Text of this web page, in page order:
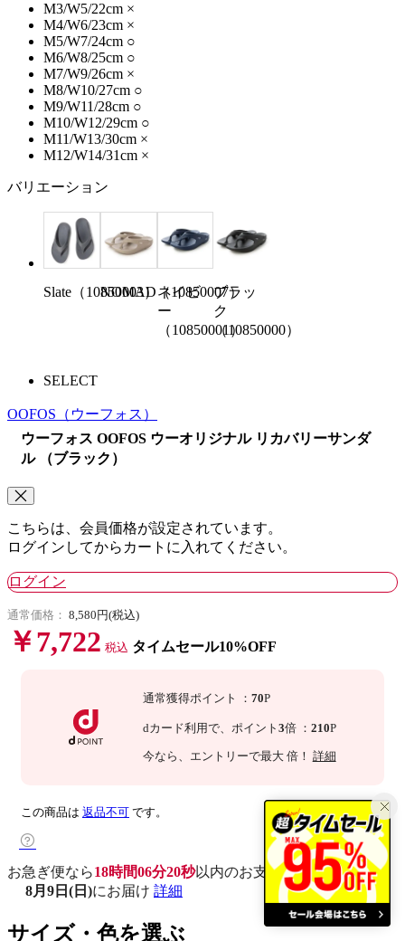
M3/W5/22cm ×
M4/W6/23cm ×
M5/W7/24cm ○
M6/W8/25cm ○
M7/W9/26cm ×
M8/W10/27cm ○
M9/W11/28cm ○
M10/W12/29cm ○
M11/W13/30cm ×
M12/W14/31cm ×
バリエーション
Slate（10850003）NOMAD（10850007）
ネイビ
ー
（10850001）
ブラッ
ク
（10850000）
SELECT
OOFOS （ウーフォス）
ウーフォス OOFOS ウーオリジナル リカバリーサンダ
ル （ブラック）
こちらは、会員価格が設定されています。
ログインしてからカートに入れてください。
ログイン
通常価格： 8,580円(税込)
￥7,722 税込 タイムセール10%OFF
通常獲得ポイント ： 70P
dカード利用で、 ポイント 3倍 ： 210P
今なら 、エントリーで最大 倍！ 詳細
この商品は 返品不可 です。
お急ぎ便なら18時間06分20秒以内のお支払いで
8月9日(日)にお届け 詳細
サイズ・色を選ぶ